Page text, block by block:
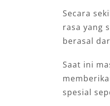
Secara
rasa yang
berasal
Saat ini
spesial